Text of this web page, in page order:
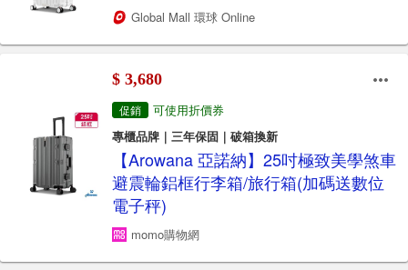
Global Mall 環球 Online
$ 3,680
促銷
可使用折價券
專櫃品牌｜三年保固｜破箱換新
【Arowana 亞諾納】25吋極致美學煞車
避震輪鋁框行李箱/旅行箱(加碼送數位
電子秤)
momo購物網